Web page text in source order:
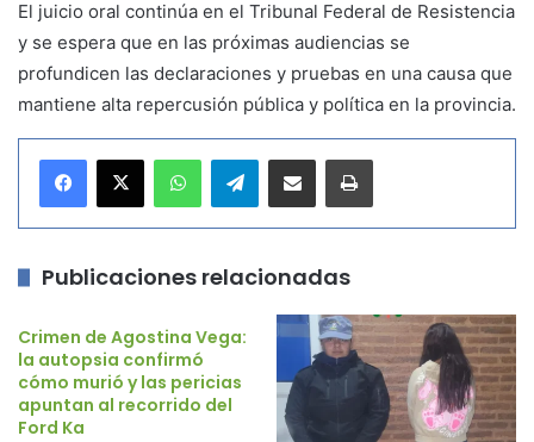
El juicio oral continúa en el Tribunal Federal de Resistencia
y se espera que en las próximas audiencias se
profundicen las declaraciones y pruebas en una causa que
mantiene alta repercusión pública y política en la provincia.
Telegram
Publicaciones relacionadas
Crimen de Agostina Vega:
la autopsia confirmó
cómo murió y las pericias
apuntan al recorrido del
Ford Ka